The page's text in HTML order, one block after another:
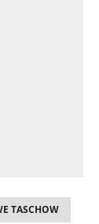
TASCHOW